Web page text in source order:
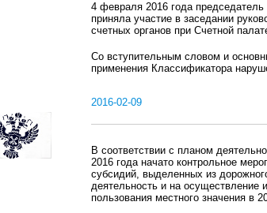
4 февраля 2016 года
приняла участие в заседании
счетных органов при Счетной
Со вступительным словом и
применения Классификатора
2016-02-09
В соответствии с планом
2016 года начато контрольное
субсидий, выделенных из
деятельность и на осуществление
пользования местного значения в